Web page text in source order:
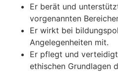
Er berät und
vorgenannten
Er wirkt bei
Angelegenheiten mit.
Er pflegt und
ethischen Grundlagen